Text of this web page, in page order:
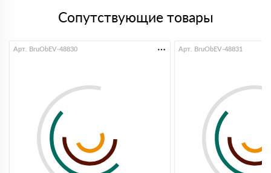
Сопутствующие товары
Арт. BruObEV-48830 Арт. BruObEV-48831